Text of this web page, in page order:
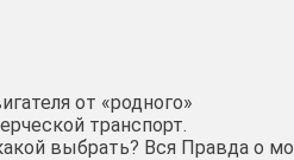
от «родного»
транспорт.
выбрать? Вся Правда о